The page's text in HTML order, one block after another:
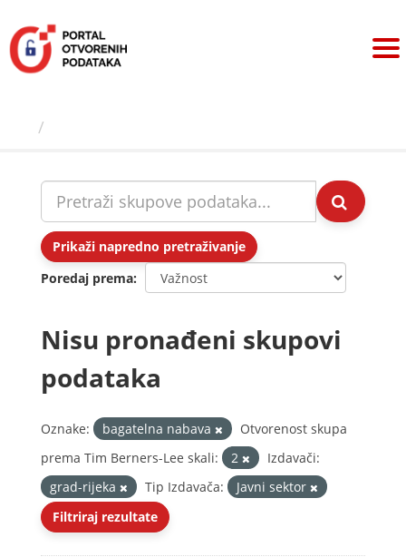
sadržaj
Prikaži napredno pretraživanje
Poredaj prema
Nisu pronađeni skupovi
podataka
Oznake: bagatelna nabava
Otvorenost skupa
prema Tim Berners-Lee skali:
2
Izdavači:
grad-rijeka
Tip Izdavača:
Javni sektor
Filtriraj rezultate